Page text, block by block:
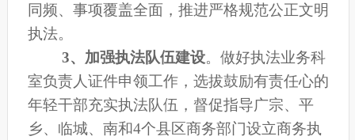
同频、事项覆盖全面，推进严格规范公正文明
执法。
3、 加强执法队伍建设。 做好执法业务科
室负责人证件申领工作，选拔鼓励有责任心的
年轻干部充实执法队伍，督促指导广宗、平
乡、临城、南和4个县区商务部门设立商务执